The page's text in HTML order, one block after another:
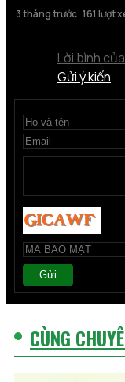
3 tháng trước 161 lượt
Lời bình
Gửi ý kiến
Gửi
CÙNG